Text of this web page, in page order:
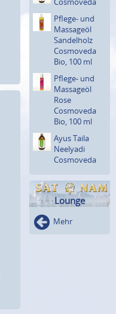
Pflege- und
Massageöl
Sandelholz
Cosmoveda
Bio, 100 ml
Pflege- und
Massageöl
Rose
Cosmoveda
Bio, 100 ml
Ayus Taila
Neelyadi
Cosmoveda
Lounge
Mehr